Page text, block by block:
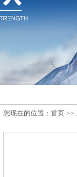
您现在的位置： 首页 >>